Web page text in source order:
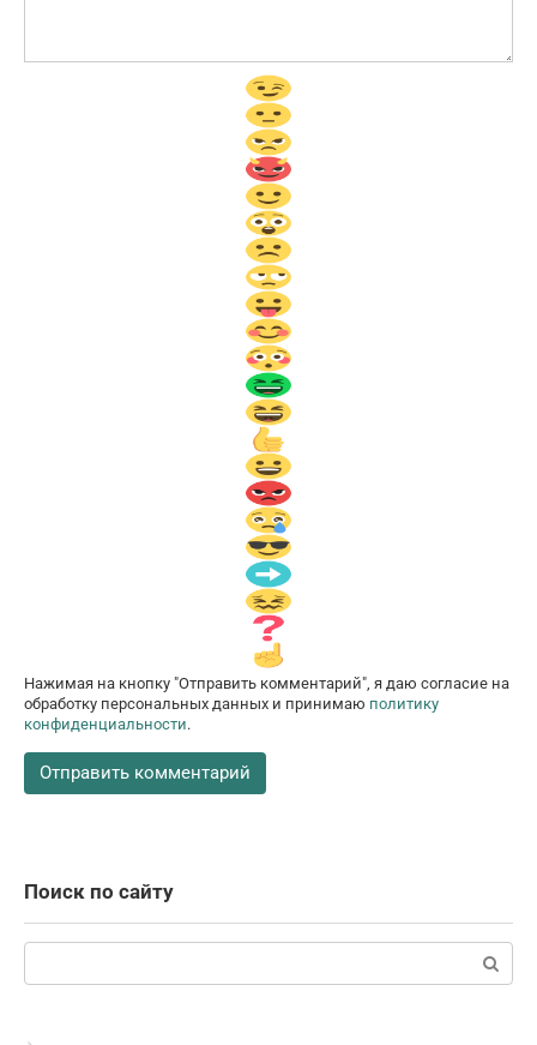
Нажимая на кнопку "Отправить комментарий", я даю согласие на
обработку персональных данных и принимаю политику
конфиденциальности.
Поиск по сайту